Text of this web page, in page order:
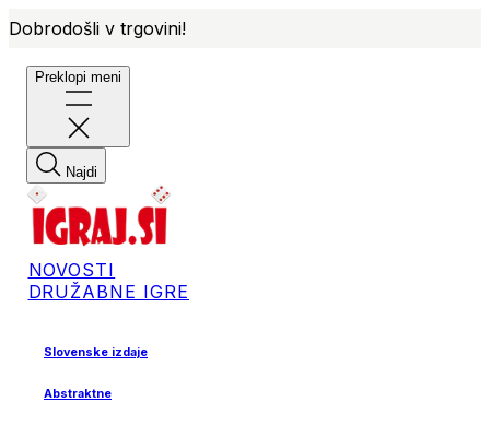
Dobrodošli v trgovini!
Preklopi meni
Najdi
NOVOSTI
DRUŽABNE IGRE
Slovenske izdaje
Abstraktne